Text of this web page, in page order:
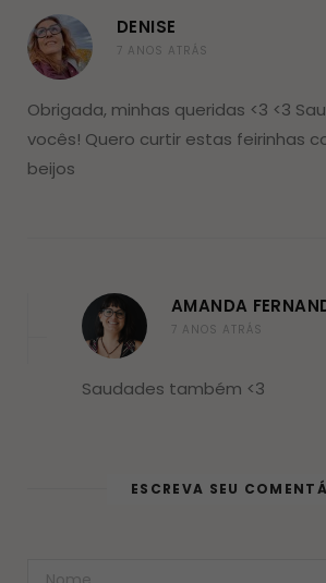
DENISE
7 ANOS ATRÁS
Obrigada, minhas queridas <3 <3
vocês! Quero curtir estas feirinhas
beijos
AMANDA
7 ANOS ATRÁS
Saudades também <3
ESCREVA SEU